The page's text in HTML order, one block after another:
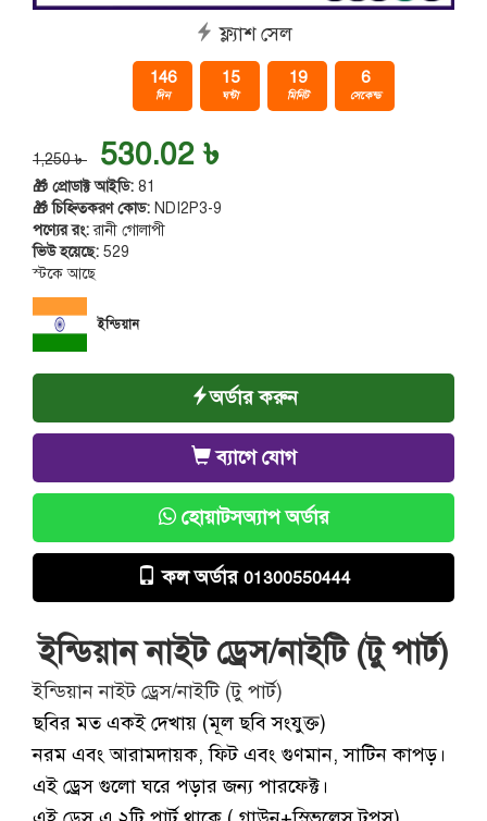
ফ্ল্যাশ সেল
146
দিন
15
ঘন্টা
19
মিনিট
6
সেকেন্ড
1,250 ৳ 530.02 ৳
🎁 প্রোডাক্ট আইডি: 81
🎁 চিহ্নিতকরণ কোড: NDI2P3-9
পণ্যের রং:রানী গোলাপী
ভিউ হয়েছে: 529
স্টকে আছে
ইন্ডিয়ান
অর্ডার করুন
ব্যাগে যোগ
হোয়াটসঅ্যাপ অর্ডার
কল অর্ডার 01300550444
ইন্ডিয়ান নাইট ড্রেস/নাইটি (টু পার্ট)
ইন্ডিয়ান নাইট ড্রেস/নাইটি (টু পার্ট)
ছবির মত একই দেখায় (মূল ছবি সংযুক্ত)
নরম এবং আরামদায়ক, ফিট এবং গুণমান, সাটিন কাপড়।
এই ড্রেস গুলো ঘরে পড়ার জন্য পারফেক্ট।